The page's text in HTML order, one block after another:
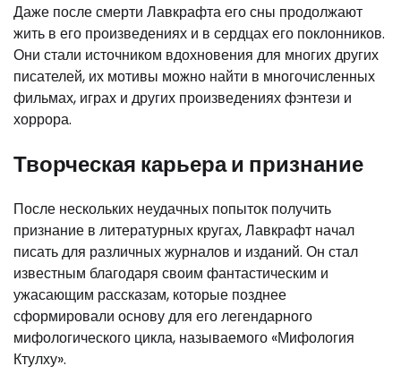
Даже после смерти Лавкрафта его сны продолжают
жить в его произведениях и в сердцах его поклонников.
Они стали источником вдохновения для многих других
писателей, их мотивы можно найти в многочисленных
фильмах, играх и других произведениях фэнтези и
хоррора.
Творческая карьера и признание
После нескольких неудачных попыток получить
признание в литературных кругах, Лавкрафт начал
писать для различных журналов и изданий. Он стал
известным благодаря своим фантастическим и
ужасающим рассказам, которые позднее
сформировали основу для его легендарного
мифологического цикла, называемого «Мифология
Ктулху».